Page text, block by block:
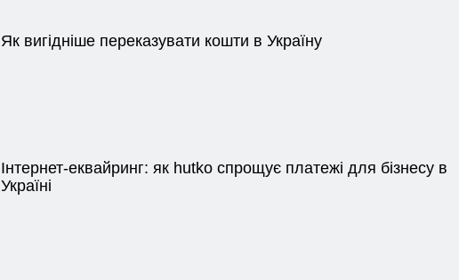
Як вигідніше переказувати кошти в Україну
Інтернет-еквайринг: як hutko спрощує платежі для бізнесу в
Україні